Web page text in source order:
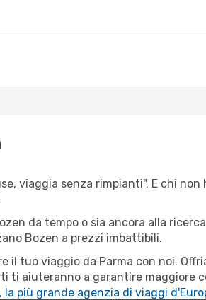
viaggia senza rimpianti". E chi
da tempo o sia ancora alla
Bozen a prezzi imbattibili.
il tuo viaggio da Parma con noi.
ti aiuteranno a garantire maggiore
la più grande agenzia di viaggi